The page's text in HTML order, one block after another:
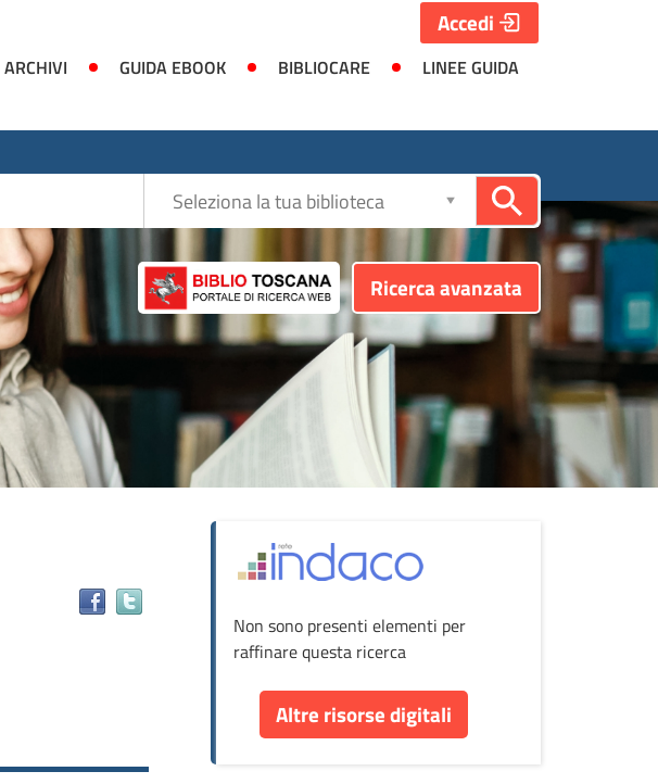
ARCHIVI GUIDA EBOOK BIBLIOCARE
LINEE GUIDA
Accedi
Ricerca avanzata
Seleziona
la
Non sono presenti elementi per
raffinare questa ricerca
Altre risorse digitali